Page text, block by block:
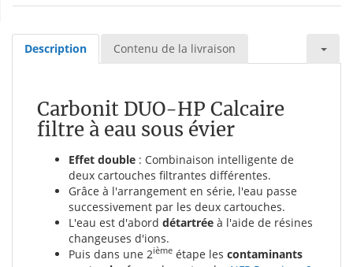
Description Contenu de la livraison
Carbonit DUO-HP Calcaire
filtre à eau sous évier
Effet double : Combinaison intelligente de
deux cartouches filtrantes différentes.
Grâce à l'arrangement en série, l'eau passe
successivement par les deux cartouches.
L'eau est d'abord détartrée à l'aide de résines
changeuses d'ions.
Puis dans une 2ième étape les contaminants